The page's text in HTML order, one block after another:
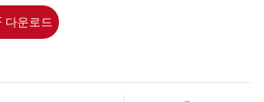
다운로드